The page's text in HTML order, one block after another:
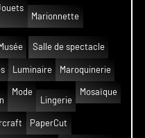
Marionnette
Musée Salle de spectacle
Luminaire Maroquinerie
Mode
Lingerie
Mosaïque
PaperCut